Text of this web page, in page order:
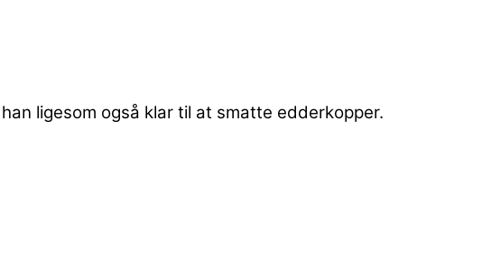
ligesom også klar til at smatte edderkopper.